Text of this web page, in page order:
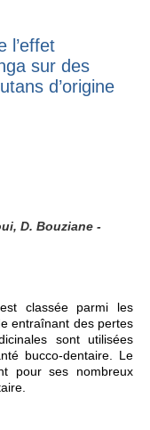
l’effet
sur des
d’origine
D. Bouziane -
classée parmi les
entraînant des pertes
sont utilisées
bucco-dentaire. Le
pour ses nombreux